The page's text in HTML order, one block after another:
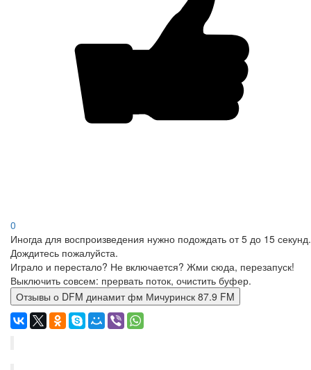
0
Иногда для воспроизведения нужно подождать от 5 до 15 секунд.
Дождитесь пожалуйста.
Играло и перестало? Не включается? Жми сюда, перезапуск!
Выключить совсем: прервать поток, очистить буфер.
Отзывы о DFM динамит фм Мичуринск 87.9 FM